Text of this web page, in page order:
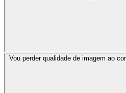
Vou perder qualidade de imagem ao